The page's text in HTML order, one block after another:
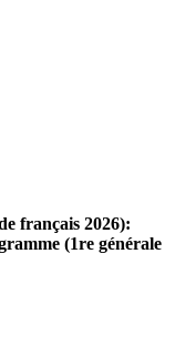
français 2026):
(1re générale